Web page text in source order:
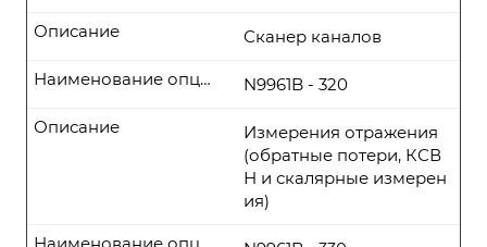
Сканер каналов
Описание
N9961B - 320
Наименование опции
Измерения отражения
(обратные потери, КСВ
Н и скалярные измерен
ия)
Описание